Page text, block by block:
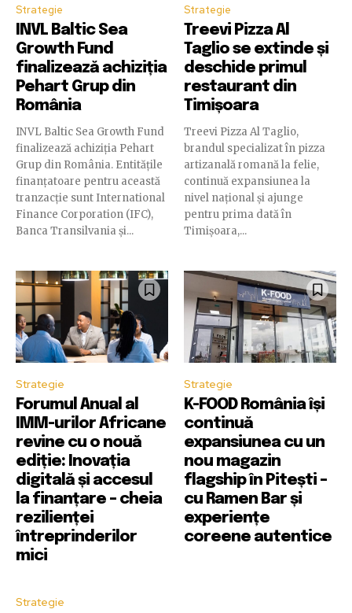
Strategie
INVL Baltic Sea
Growth Fund
finalizează achiziția
Pehart Grup din
România
INVL Baltic Sea Growth Fund
finalizează achiziția Pehart
Grup din România. Entitățile
finanțatoare pentru această
tranzacție sunt International
Finance Corporation (IFC),
Banca Transilvania și...
Strategie
Treevi Pizza Al
Taglio se extinde și
deschide primul
restaurant din
Timișoara
Treevi Pizza Al Taglio,
brandul specializat în pizza
artizanală romană la felie,
continuă expansiunea la
nivel național și ajunge
pentru prima dată în
Timișoara,...
Strategie
Forumul Anual al
IMM-urilor Africane
revine cu o nouă
ediție: Inovația
digitală și accesul
la finanțare – cheia
rezilienței
întreprinderilor
mici
Strategie
K-FOOD România își
continuă
expansiunea cu un
nou magazin
flagship în Pitești –
cu Ramen Bar și
experiențe
coreene autentice
Strategie